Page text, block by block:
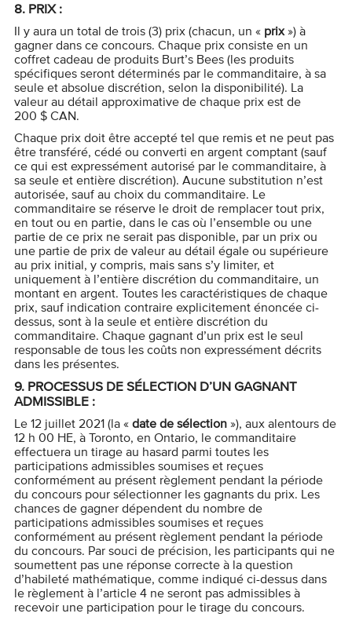
8. PRIX :
Il y aura un total de trois (3) prix (chacun, un « prix») à
gagner dans ce concours. Chaque prix consiste en un
coffret cadeau de produits Burt’s Bees (les produits
spécifiques seront déterminés par le commanditaire, à sa
seule et absolue discrétion, selon la disponibilité). La
valeur au détail approximative de chaque prix est de
200 $ CAN.
Chaque prix doit être accepté tel que remis et ne peut pas
être transféré, cédé ou converti en argent comptant (sauf
ce qui est expressément autorisé par le commanditaire, à
sa seule et entière discrétion). Aucune substitution n’est
autorisée, sauf au choix du commanditaire. Le
commanditaire se réserve le droit de remplacer tout prix,
en tout ou en partie, dans le cas où l’ensemble ou une
partie de ce prix ne serait pas disponible, par un prix ou
une partie de prix de valeur au détail égale ou supérieure
au prix initial, y compris, mais sans s’y limiter, et
uniquement à l’entière discrétion du commanditaire, un
montant en argent. Toutes les caractéristiques de chaque
prix, sauf indication contraire explicitement énoncée ci-
dessus, sont à la seule et entière discrétion du
commanditaire. Chaque gagnant d’un prix est le seul
responsable de tous les coûts non expressément décrits
dans les présentes.
9. PROCESSUS DE SÉLECTION D’UN GAGNANT
ADMISSIBLE :
Le 12 juillet 2021 (la « date de sélection»), aux alentours de
12 h 00 HE, à Toronto, en Ontario, le commanditaire
effectuera un tirage au hasard parmi toutes les
participations admissibles soumises et reçues
conformément au présent règlement pendant la période
du concours pour sélectionner les gagnants du prix. Les
chances de gagner dépendent du nombre de
participations admissibles soumises et reçues
conformément au présent règlement pendant la période
du concours. Par souci de précision, les participants qui ne
soumettent pas une réponse correcte à la question
d’habileté mathématique, comme indiqué ci-dessus dans
le règlement à l’article 4 ne seront pas admissibles à
recevoir une participation pour le tirage du concours.